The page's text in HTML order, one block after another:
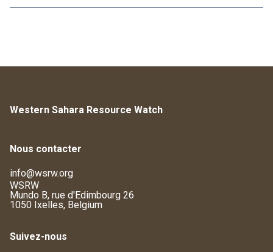
Western Sahara Resource Watch
Nous contacter
info@wsrw.org
WSRW
Mundo B, rue d'Edimbourg 26
1050 Ixelles, Belgium
Suivez-nous